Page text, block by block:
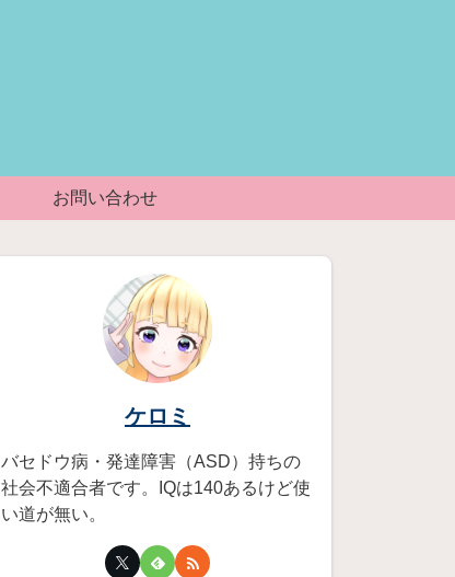
お問い合わせ
ケロミ
バセドウ病・発達障害（ASD）持ちの
社会不適合者です。IQは140あるけど使
い道が無い。